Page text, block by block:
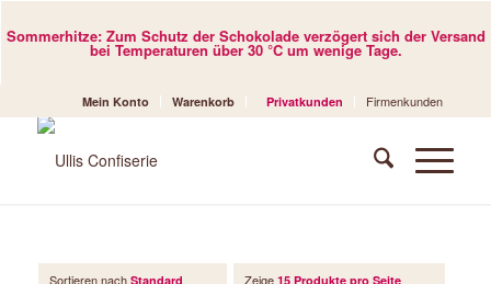
Sommerhitze: Zum Schutz der Schokolade verzögert sich der Versand
bei Temperaturen über 30 °C um wenige Tage.
Mein Konto Warenkorb Privatkunden Firmenkunden
Sortieren nach Standard Zeige 15 Produkte pro Seite